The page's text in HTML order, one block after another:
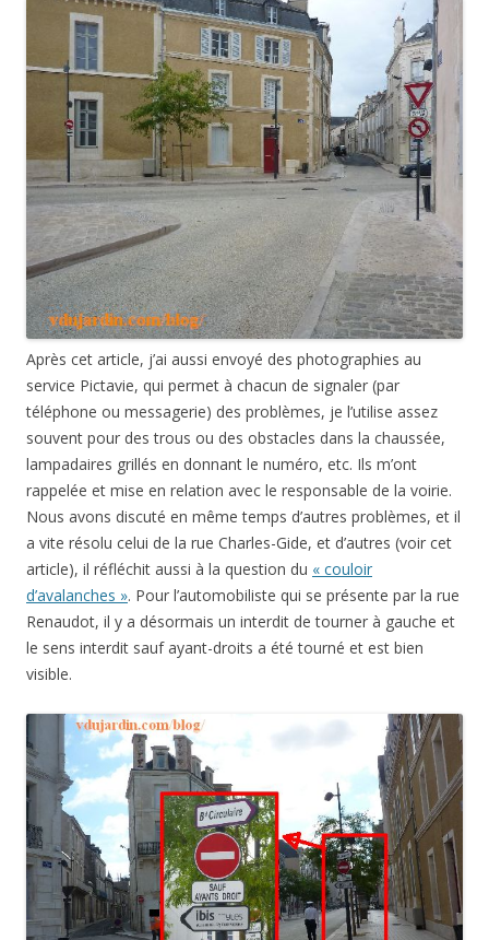
Après cet article, j’ai aussi envoyé des photographies au
service Pictavie, qui permet à chacun de signaler (par
téléphone ou messagerie) des problèmes, je l’utilise assez
souvent pour des trous ou des obstacles dans la chaussée,
lampadaires grillés en donnant le numéro, etc. Ils m’ont
rappelée et mise en relation avec le responsable de la voirie.
Nous avons discuté en même temps d’autres problèmes, et il
a vite résolu celui de la rue Charles-Gide, et d’autres (voir cet
article), il réfléchit aussi à la question du « couloir
d’avalanches ». Pour l’automobiliste qui se présente par la rue
Renaudot, il y a désormais un interdit de tourner à gauche et
le sens interdit sauf ayant-droits a été tourné et est bien
visible.